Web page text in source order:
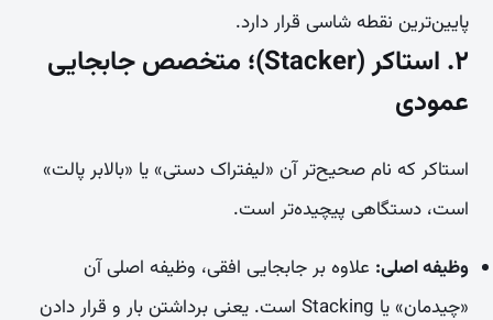
پایین‌ترین نقطه شاسی قرار دارد.
۲. استاکر (Stacker)؛ متخصص جابجایی
عمودی
استاکر که نام صحیح‌تر آن «لیفتراک دستی» یا «بالابر پالت»
است، دستگاهی پیچیده‌تر است.
وظیفه اصلی: علاوه بر جابجایی افقی، وظیفه اصلی آن
«چیدمان» یا Stacking است. یعنی برداشتن بار و قرار دادن